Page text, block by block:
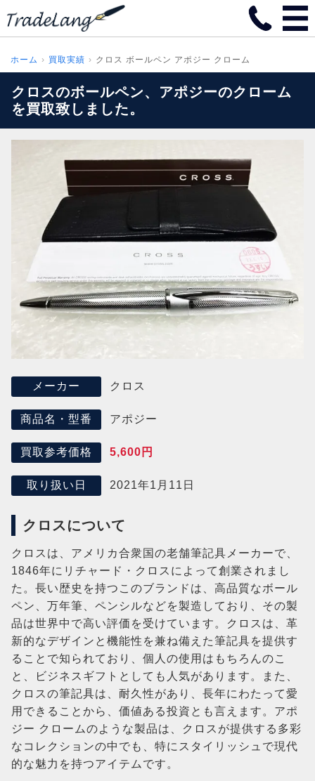
ホーム 買取実績 クロス ボールペン アポジー クローム
クロスのボールペン、アポジーのクローム
を買取致しました。
メーカー クロス
商品名・型番 アポジー
買取参考価格 5,600円
取り扱い日 2021年1月11日
クロスについて
クロスは、アメリカ合衆国の老舗筆記具メーカーで、
1846年にリチャード・クロスによって創業されまし
た。長い歴史を持つこのブランドは、高品質なボール
ペン、万年筆、ペンシルなどを製造しており、その製
品は世界中で高い評価を受けています。クロスは、革
新的なデザインと機能性を兼ね備えた筆記具を提供す
ることで知られており、個人の使用はもちろんのこ
と、ビジネスギフトとしても人気があります。また、
クロスの筆記具は、耐久性があり、長年にわたって愛
用できることから、価値ある投資とも言えます。アポ
ジー クロームのような製品は、クロスが提供する多彩
なコレクションの中でも、特にスタイリッシュで現代
的な魅力を持つアイテムです。